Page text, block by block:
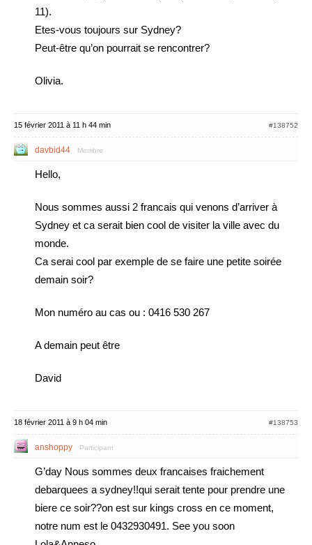
11).
Etes-vous toujours sur Sydney?
Peut-être qu’on pourrait se rencontrer?
Olivia.
15 février 2011 à 11 h 44 min #138752
davbid44 Membre
Hello,
Nous sommes aussi 2 francais qui venons d’arriver à
Sydney et ca serait bien cool de visiter la ville avec du
monde.
Ca serai cool par exemple de se faire une petite soirée
demain soir?
Mon numéro au cas ou : 0416 530 267
A demain peut être
David
18 février 2011 à 9 h 04 min #138753
anshoppy Participant
G’day Nous sommes deux francaises fraichement
debarquees a sydney!!qui serait tente pour prendre une
biere ce soir??on est sur kings cross en ce moment,
notre num est le 0432930491. See you soon